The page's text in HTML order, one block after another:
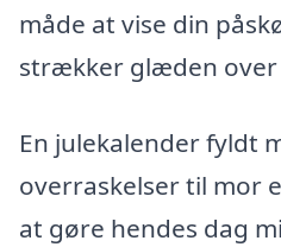
måde at vise din
strækker glæden over
En julekalender fyldt
overraskelser til mor
at gøre hendes dag